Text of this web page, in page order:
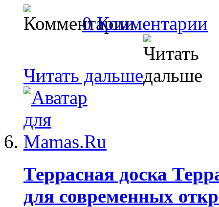
0 Комментарии
Читать дальше
Террасная доска
для современных